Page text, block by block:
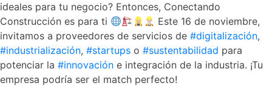
ideales para tu negocio? Entonces, Conectando
Construcción es para ti
Este 16 de noviembre,
invitamos a proveedores de servicios de #digitalización,
#industrialización, #startups o #sustentabilidad para
potenciar la #innovación e integración de la industria. ¡Tu
empresa podría ser el match perfecto!